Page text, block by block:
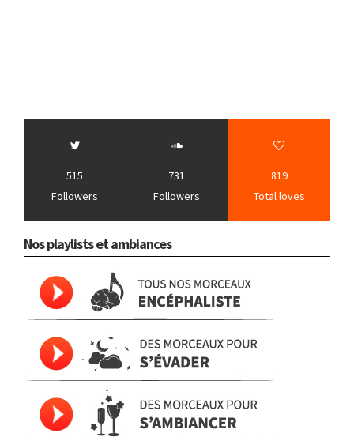
515
Followers
731
Followers
819
Total loves
Nos playlists et ambiances